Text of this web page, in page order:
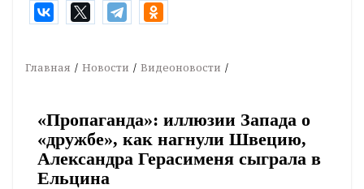
Главная Новости Видеоновости
«Пропаганда»: иллюзии Запада о
«дружбе», как нагнули Швецию,
Александра Герасименя сыграла в
Ельцина